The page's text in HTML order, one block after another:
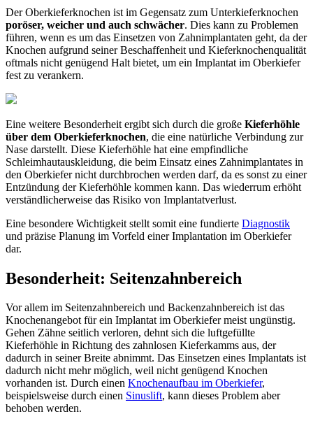
Der Oberkieferknochen ist im Gegensatz zum Unterkieferknochen
poröser, weicher und auch schwächer. Dies kann zu Problemen
führen, wenn es um das Einsetzen von Zahnimplantaten geht, da der
Knochen aufgrund seiner Beschaffenheit und Kieferknochenqualität
oftmals nicht genügend Halt bietet, um ein Implantat im Oberkiefer
fest zu verankern.
Eine weitere Besonderheit ergibt sich durch die große Kieferhöhle
über dem Oberkieferknochen, die eine natürliche Verbindung zur
Nase darstellt. Diese Kieferhöhle hat eine empfindliche
Schleimhautauskleidung, die beim Einsatz eines Zahnimplantates in
den Oberkiefer nicht durchbrochen werden darf, da es sonst zu einer
Entzündung der Kieferhöhle kommen kann. Das wiederrum erhöht
verständlicherweise das Risiko von Implantatverlust.
Eine besondere Wichtigkeit stellt somit eine fundierte Diagnostik
und präzise Planung im Vorfeld einer Implantation im Oberkiefer
dar.
Besonderheit: Seitenzahnbereich
Vor allem im Seitenzahnbereich und Backenzahnbereich ist das
Knochenangebot für ein Implantat im Oberkiefer meist ungünstig.
Gehen Zähne seitlich verloren, dehnt sich die luftgefüllte
Kieferhöhle in Richtung des zahnlosen Kieferkamms aus, der
dadurch in seiner Breite abnimmt. Das Einsetzen eines Implantats ist
dadurch nicht mehr möglich, weil nicht genügend Knochen
vorhanden ist. Durch einen Knochenaufbau im Oberkiefer,
beispielsweise durch einen Sinuslift, kann dieses Problem aber
behoben werden.